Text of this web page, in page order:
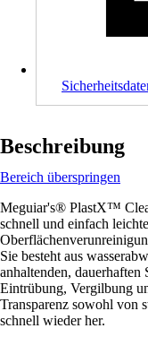
Beschreibung
Bereich überspringen
Meguiar's® PlastX™
schnell und einfach
Sie besteht aus
anhaltenden,
Eintrübung, Vergilbung
Transparenz sowohl von
schnell wieder her.